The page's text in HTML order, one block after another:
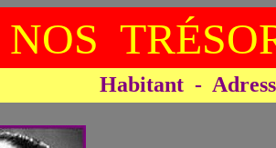
NOS
Habitant -